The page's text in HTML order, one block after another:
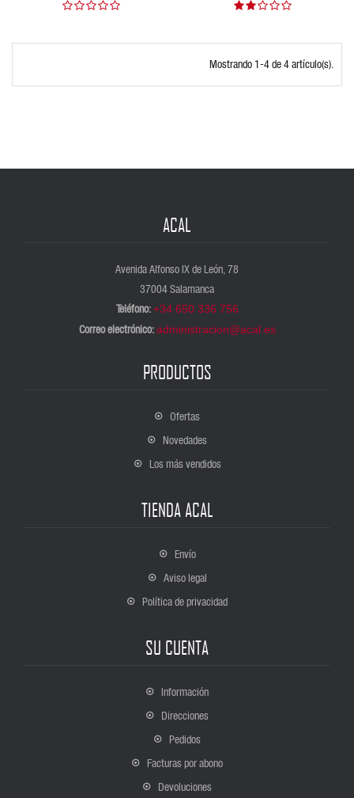
Mostrando 1-4 de 4 artículo(s).
ACAL
Avenida Alfonso IX de León, 78
37004 Salamanca
Teléfono: +34 650 336 756
Correo electrónico: administracion@acal.es
PRODUCTOS
Ofertas
Novedades
Los más vendidos
TIENDA ACAL
Envío
Aviso legal
Política de privacidad
SU CUENTA
Información
Direcciones
Pedidos
Facturas por abono
Devoluciones